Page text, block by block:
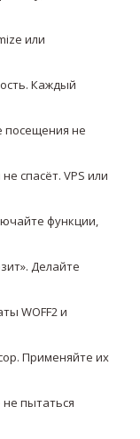
или
Каждый
посещения не
спасёт. VPS или
функции,
Делайте
WOFF2 и
Применяйте их
пытаться